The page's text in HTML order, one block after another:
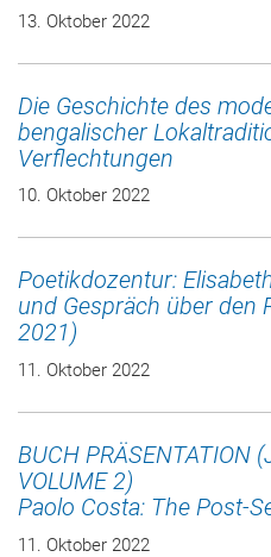
13. Oktober 2022
Die Geschichte des
bengalischer
Verflechtungen
10. Oktober 2022
Poetikdozentur:
und Gespräch über den
2021)
11. Oktober 2022
BUCH PRÄSENTATION
VOLUME 2)
Paolo Costa: The Post-
11. Oktober 2022